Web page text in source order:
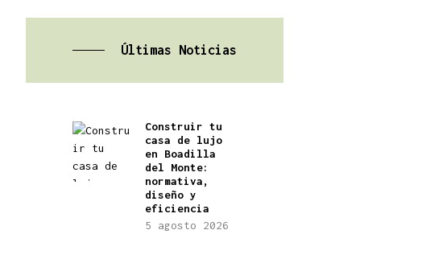
Últimas Noticias
Construir tu
casa de lujo
en Boadilla
del Monte:
normativa,
diseño y
eficiencia
5 agosto 2026